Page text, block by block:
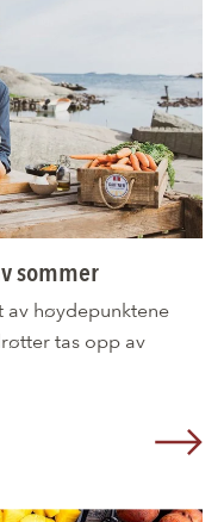
sommer
av høydepunktene
tas opp av